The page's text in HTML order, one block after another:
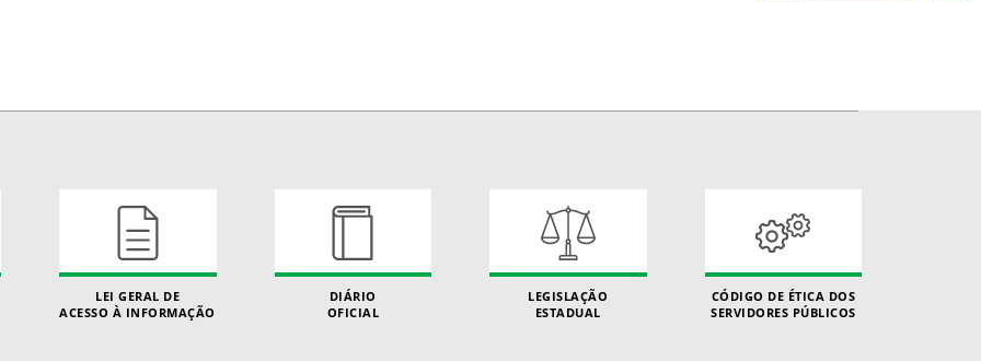
LEI GERAL DE
ACESSO À INFORMAÇÃO
DIÁRIO
OFICIAL
LEGISLAÇÃO
ESTADUAL
CÓDIGO DE ÉTICA DOS
SERVIDORES PÚBLICOS